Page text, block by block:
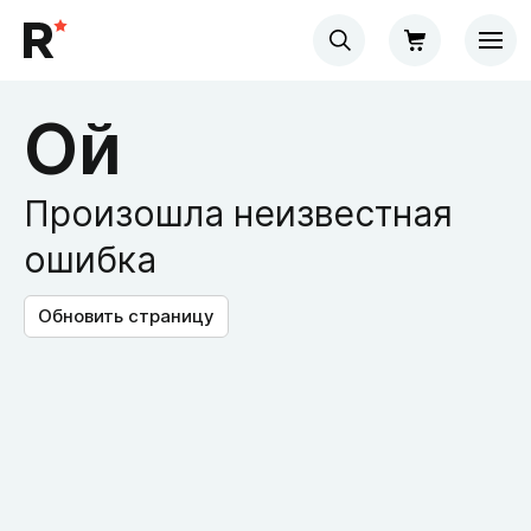
Ой
Произошла неизвестная
ошибка
Обновить страницу